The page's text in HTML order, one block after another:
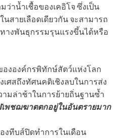
าน้ำเชื้อของเคอิโจ ซึ่งเป็น
สายเลือดเดียวกัน จะสามารถ
างพันธุกรรมรุนแรงขึ้นได้หรือ
ององค์กรพิทักษ์สัตว์แห่งโลก
ศสถึงทัศนคติเชิงลบในการส่ง
ามล่าช้าในการย้ายถิ่นฐานซ้ำ
เพชฌฆาตตกอยู่ในอันตรายมาก
ทีบส์ปิดทำการในเดือน